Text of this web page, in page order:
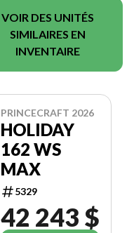
VOIR DES UNITÉS
SIMILAIRES EN
INVENTAIRE
PRINCECRAFT 2026
HOLIDAY
162 WS
MAX
5329
42 243 $